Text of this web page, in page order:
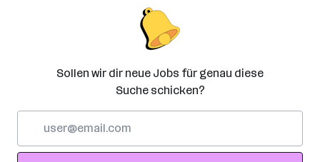
Sollen wir dir neue Jobs für genau diese
Suche schicken?
Adresse